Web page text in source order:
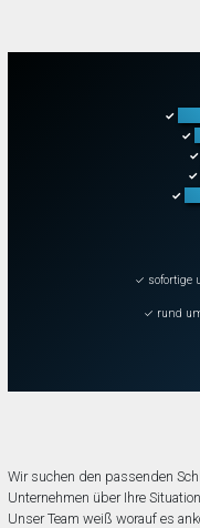
✓
✓
✓
✓
✓
✓ sofortige
✓ rund
Wir suchen den passenden
Unternehmen über Ihre
Unser Team weiß worauf es